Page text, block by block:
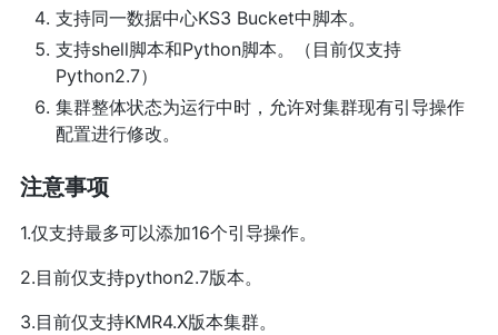
支持同一数据中心KS3 Bucket中脚本。
支持shell脚本和Python脚本。（目前仅支持
Python2.7）
集群整体状态为运行中时，允许对集群现有引导操作
配置进行修改。
注意事项
1.仅支持最多可以添加16个引导操作。
2.目前仅支持python2.7版本。
3.目前仅支持KMR4.X版本集群。